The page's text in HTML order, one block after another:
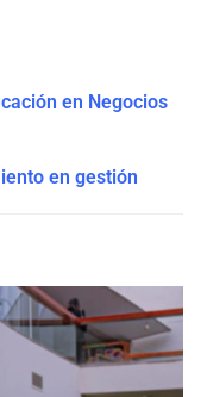
en Negocios
en gestión